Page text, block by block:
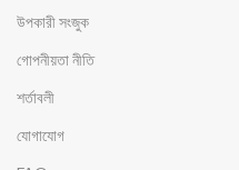
উপকারী সংজুক
গোপনীয়তা নীতি
শর্তাবলী
যোগাযোগ